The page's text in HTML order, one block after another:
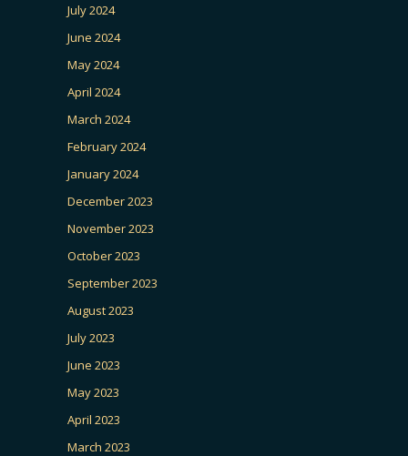
July 2024
June 2024
May 2024
April 2024
March 2024
February 2024
January 2024
December 2023
November 2023
October 2023
September 2023
August 2023
July 2023
June 2023
May 2023
April 2023
March 2023